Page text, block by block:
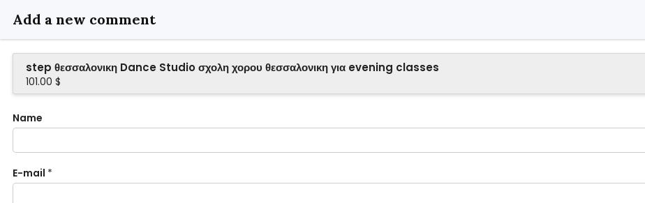
Add a new comment
step θεσσαλονικη Dance Studio σχολη χορου θεσσαλονικη για evening classes
101.00 $
Name
E-mail *